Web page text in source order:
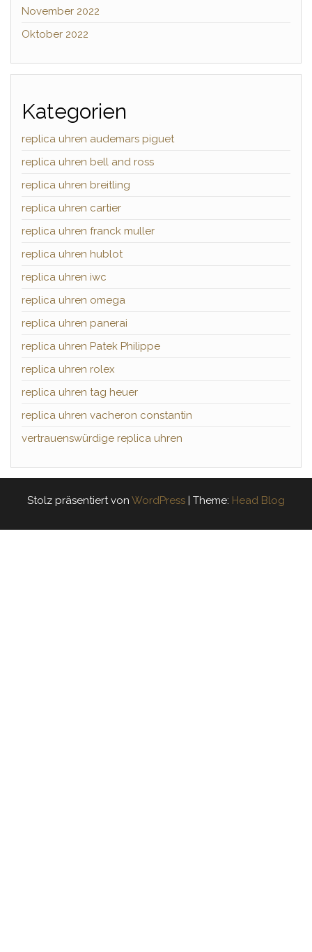
November 2022
Oktober 2022
Kategorien
replica uhren audemars piguet
replica uhren bell and ross
replica uhren breitling
replica uhren cartier
replica uhren franck muller
replica uhren hublot
replica uhren iwc
replica uhren omega
replica uhren panerai
replica uhren Patek Philippe
replica uhren rolex
replica uhren tag heuer
replica uhren vacheron constantin
vertrauenswürdige replica uhren
Stolz präsentiert von WordPress | Theme: Head Blog